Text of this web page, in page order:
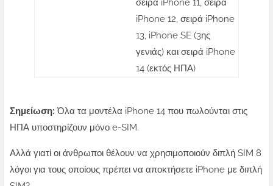
σειρά iPhone 11, σειρά
iPhone 12, σειρά iPhone
13, iPhone SE (3ης
γενιάς) και σειρά iPhone
14 (εκτός ΗΠΑ)
Σημείωση:Όλα τα μοντέλα iPhone 14 που πωλούνται στις
ΗΠΑ υποστηρίζουν μόνο e-SIM.
Αλλά γιατί οι άνθρωποι θέλουν να χρησιμοποιούν διπλή SIM 8
λόγοι για τους οποίους πρέπει να αποκτήσετε iPhone με διπλή